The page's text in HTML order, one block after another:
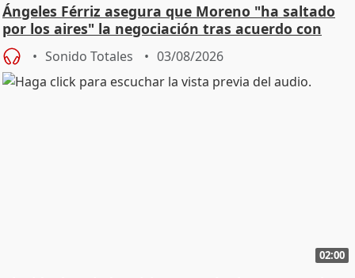
Ángeles Férriz asegura que Moreno "ha saltado
por los aires" la negociación tras acuerdo con
SMA
Sonido Totales 03/08/2026
02:00